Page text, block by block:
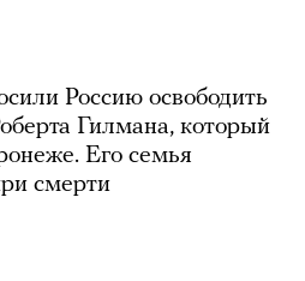
Россию освободить
Гилмана, который
Его семья
смерти